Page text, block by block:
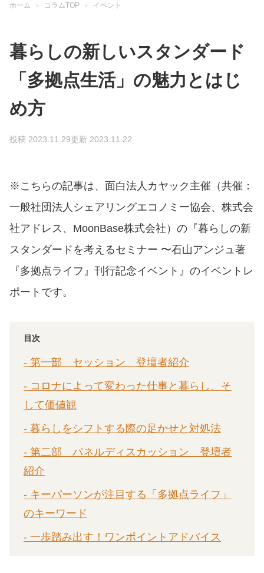
ホーム コラムTOP イベント
暮らしの新しいスタンダード
「多拠点生活」の魅力とはじ
め方
投稿 2023.11.29更新 2023.11.22
※こちらの記事は、面白法人カヤック主催（共催：
一般社団法人シェアリングエコノミー協会、株式会
社アドレス、MoonBase株式会社）の『暮らしの新
スタンダードを考えるセミナー 〜石山アンジュ著
『多拠点ライフ』刊行記念イベント』のイベントレ
ポートです。
目次
- 第一部 セッション 登壇者紹介
- コロナによって変わった仕事と暮らし、そ
して価値観
- 暮らしをシフトする際の足かせと対処法
- 第二部 パネルディスカッション 登壇者
紹介
- キーパーソンが注目する「多拠点ライフ」
のキーワード
- 一歩踏み出す！ワンポイントアドバイス